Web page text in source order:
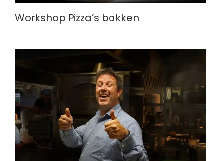
Workshop Pizza’s bakken